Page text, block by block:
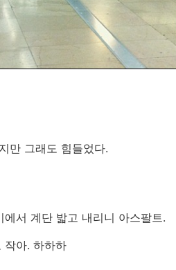
만 그래도 힘들었다.
서 계단 밟고 내리니 아스팔트.
작아. 하하하